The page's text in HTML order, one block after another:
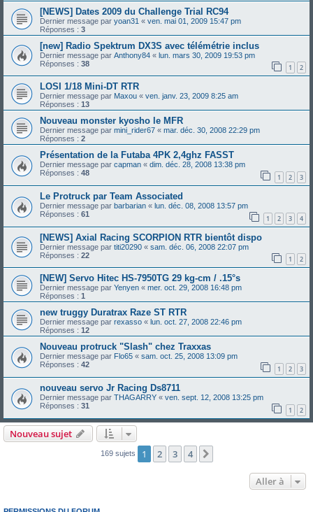
[NEWS] Dates 2009 du Challenge Trial RC94
Dernier message par yoan31 « ven. mai 01, 2009 15:47 pm
Réponses : 3
[new] Radio Spektrum DX3S avec télémétrie inclus
Dernier message par Anthony84 « lun. mars 30, 2009 19:53 pm
Réponses : 38 1 2
LOSI 1/18 Mini-DT RTR
Dernier message par Maxou « ven. janv. 23, 2009 8:25 am
Réponses : 13
Nouveau monster kyosho le MFR
Dernier message par mini_rider67 « mar. déc. 30, 2008 22:29 pm
Réponses : 2
Présentation de la Futaba 4PK 2,4ghz FASST
Dernier message par capman « dim. déc. 28, 2008 13:38 pm
Réponses : 48 1 2 3
Le Protruck par Team Associated
Dernier message par barbarian « lun. déc. 08, 2008 13:57 pm
Réponses : 61 1 2 3 4
[NEWS] Axial Racing SCORPION RTR bientôt dispo
Dernier message par titi20290 « sam. déc. 06, 2008 22:07 pm
Réponses : 22 1 2
[NEW] Servo Hitec HS-7950TG 29 kg-cm / .15°s
Dernier message par Yenyen « mer. oct. 29, 2008 16:48 pm
Réponses : 1
new truggy Duratrax Raze ST RTR
Dernier message par rexasso « lun. oct. 27, 2008 22:46 pm
Réponses : 12
Nouveau protruck "Slash" chez Traxxas
Dernier message par Flo65 « sam. oct. 25, 2008 13:09 pm
Réponses : 42 1 2 3
nouveau servo Jr Racing Ds8711
Dernier message par THAGARRY « ven. sept. 12, 2008 13:25 pm
Réponses : 31 1 2
Nouveau sujet
169 sujets 1 2 3 4
Aller à